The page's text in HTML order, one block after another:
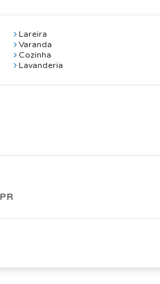
Lareira
Varanda
Cozinha
Lavanderia